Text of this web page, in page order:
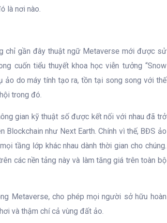
là nơi nào.
chỉ gần đây thuật ngữ Metaverse mới được sử
cuốn tiểu thuyết khoa học viễn tưởng “Snow
ảo do máy tính tạo ra, tồn tại song song với thế
trong đó.
gian kỹ thuật số được kết nối với nhau đã trở
như Next Earth. Chính vì thế, BĐS ảo
tầng lớp khác nhau dành thời gian cho chúng.
các nền tảng này và làm tăng giá trên toàn bộ
Metaverse, cho phép mọi người sở hữu hoàn
và thậm chí cả vùng đất ảo.